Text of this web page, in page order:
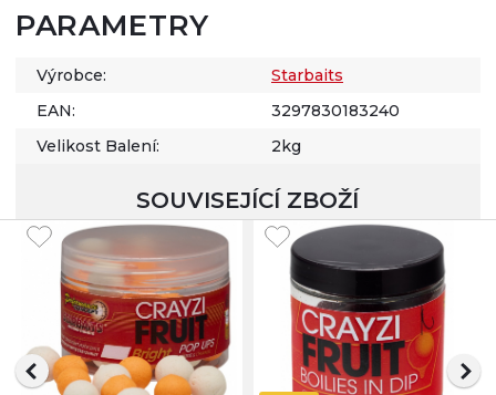
PARAMETRY
Výrobce:
Starbaits
EAN:
3297830183240
Velikost Balení:
2kg
SOUVISEJÍCÍ ZBOŽÍ